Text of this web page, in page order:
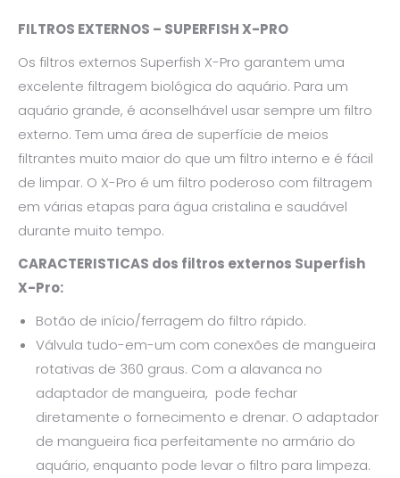
FILTROS EXTERNOS – SUPERFISH X-PRO
Os filtros externos Superfish X-Pro garantem uma
excelente filtragem biológica do aquário. Para um
aquário grande, é aconselhável usar sempre um filtro
externo. Tem uma área de superfície de meios
filtrantes muito maior do que um filtro interno e é fácil
de limpar. O X-Pro é um filtro poderoso com filtragem
em várias etapas para água cristalina e saudável
durante muito tempo.
CARACTERISTICAS dos filtros externos Superfish
X-Pro:
Botão de início/ferragem do filtro rápido.
Válvula tudo-em-um com conexões de mangueira
rotativas de 360 graus. Com a alavanca no
adaptador de mangueira, pode fechar
diretamente o fornecimento e drenar. O adaptador
de mangueira fica perfeitamente no armário do
aquário, enquanto pode levar o filtro para limpeza.